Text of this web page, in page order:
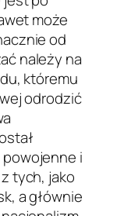
może
od
należy na
któremu
odrodzić
i
tych, jako
a głównie